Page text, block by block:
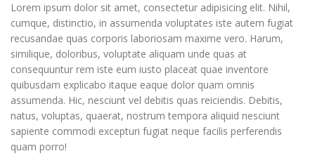
Lorem ipsum dolor sit amet, consectetur adipisicing elit. Nihil,
cumque, distinctio, in assumenda voluptates iste autem fugiat
recusandae quas corporis laboriosam maxime vero. Harum,
similique, doloribus, voluptate aliquam unde quas at
consequuntur rem iste eum iusto placeat quae inventore
quibusdam explicabo itaque eaque dolor quam omnis
assumenda. Hic, nesciunt vel debitis quas reiciendis. Debitis,
natus, voluptas, quaerat, nostrum tempora aliquid nesciunt
sapiente commodi excepturi fugiat neque facilis perferendis
quam porro!